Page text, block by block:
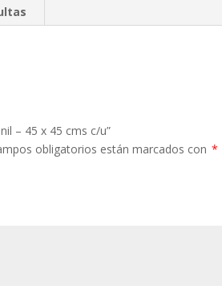
– 45 x 45 cms c/u”
obligatorios están marcados con *